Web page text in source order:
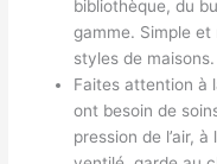
bibliothèque, du
gamme. Simple
styles de maisons.
Faites attention à
ont besoin de
pression de l’air,